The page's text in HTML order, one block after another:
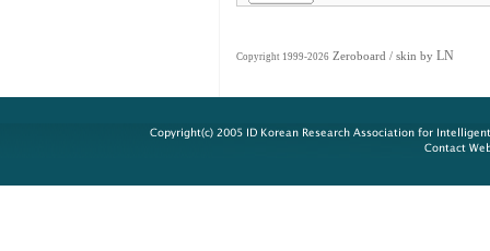
Copyright 1999-2026 Zeroboard / skin by LN